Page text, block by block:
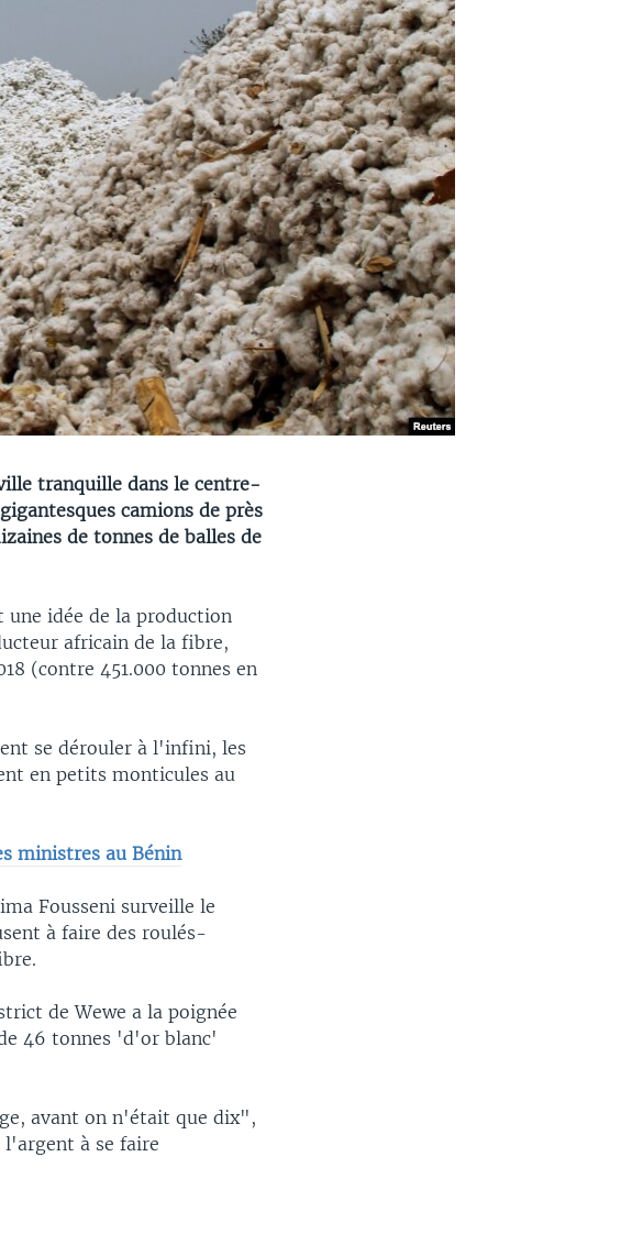
tranquille dans le centre-
camions de près
de tonnes de balles de
une idée de la production
africain de la fibre,
(contre 451.000 tonnes en
se dérouler à l'infini, les
en petits monticules au
ministres au Bénin
Fousseni surveille le
à faire des roulés-
de Wewe a la poignée
46 tonnes 'd'or blanc'
avant on n'était que dix",
à se faire